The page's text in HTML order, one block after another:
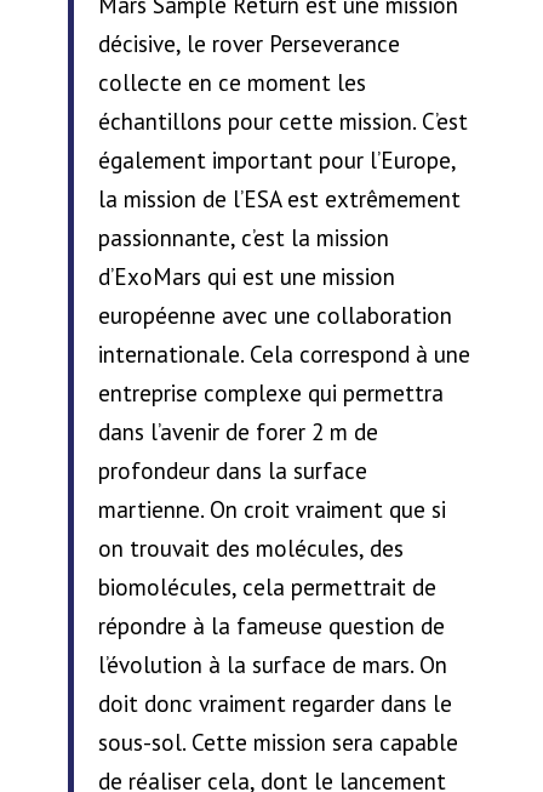
décisive, le rover Perseverance
collecte en ce moment les
échantillons pour cette mission. C’est
également important pour l’Europe,
la mission de l’ESA est extrêmement
passionnante, c’est la mission
d’ExoMars qui est une mission
européenne avec une collaboration
internationale. Cela correspond à une
entreprise complexe qui permettra
dans l’avenir de forer 2 m de
profondeur dans la surface
martienne. On croit vraiment que si
on trouvait des molécules, des
biomolécules, cela permettrait de
répondre à la fameuse question de
l’évolution à la surface de mars. On
doit donc vraiment regarder dans le
sous-sol. Cette mission sera capable
de réaliser cela, dont le lancement